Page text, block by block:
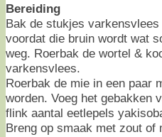
Bereiding
Bak de stukjes
voordat die bruin wordt wat
weg. Roerbak de wortel &
varkensvlees.
Roerbak de mie in een paar
worden. Voeg het gebakken
flink aantal eetlepels
Breng op smaak met zout of